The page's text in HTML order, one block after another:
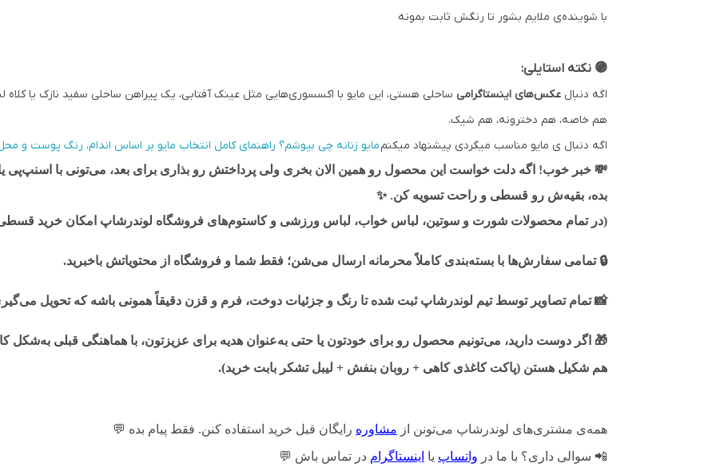
با شوینده‌ی ملایم بشور تا رنگش ثابت بمونه
🟣 نکته استایلی:
اگه دنبال عکس‌های اینستاگرامی ساحلی هستی، این مایو با اکسسوری‌هایی مثل عینک آفتابی، یک پیراهن ساحلی سفید نازک یا کلاه
هم خاصه، هم دخترونه، هم شیک.
اگه دنبال ی مایو مناسب میگردی پیشنهاد میکنممایو زنانه چی بپوشم؟ راهنمای کامل انتخاب مایو بر اساس اندام، رنگ پوست و
💸 خبر خوب! اگه دلت خواست این محصول رو همین الان بخری ولی پرداختش رو بذاری برای بعد، می‌تونی با
بده، بقیه‌ش رو قسطی و راحت تسویه کن.✨
(در تمام محصولات شورت و سوتین، لباس خواب، لباس ورزشی و کاستوم‌های فروشگاه لوندرشاپ امکان خرید قسطی
🔒 تمامی سفارش‌ها با بسته‌بندی کاملاً محرمانه ارسال می‌شن؛ فقط شما و فروشگاه از محتویاتش باخبرید.
📸تمام تصاویر توسط تیم لوندرشاپ ثبت شده تا رنگ و جزئیات دوخت، فرم و قزن دقیقاً همونی باشه که تحویل
🎁 اگر دوست دارید، می‌تونیم محصول رو برای خودتون یا حتی به‌عنوان هدیه برای عزیزتون، با هماهنگی قبلی به‌شکل
هم شکیل هستن (پاکت کاغذی کاهی + روبان بنفش + لیبل تشکر بابت خرید).
همه‌ی مشتری‌های لوندرشاپ می‌تونن از مشاوره رایگان قبل خرید استفاده کنن. فقط پیام بده 💬
📲 سوالی داری؟ با ما در واتساپ یا اینستاگرام در تماس باش 💬